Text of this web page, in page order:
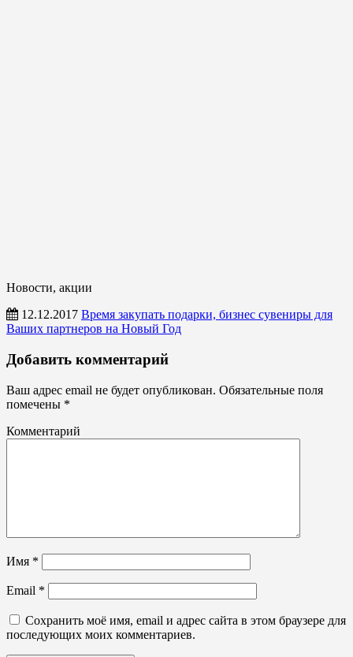
Новости, акции
12.12.2017 Время закупать подарки, бизнес сувениры для
Ваших партнеров на Новый Год
Новости,
акции
Добавить комментарий
Ваш адрес email не будет опубликован. Обязательные поля
помечены *
Комментарий
Имя *
Email *
Сохранить моё имя, email и адрес сайта в этом браузере для
последующих моих комментариев.